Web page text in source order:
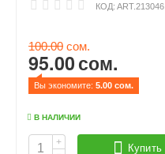
КОД: ART.213046
100.00 сом.
95.00сом.
Вы экономите: 5.00 сом.
В НАЛИЧИИ
+
Купить